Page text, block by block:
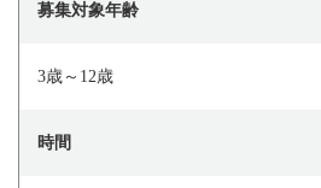
募集対象年齢
3歳～12歳
時間